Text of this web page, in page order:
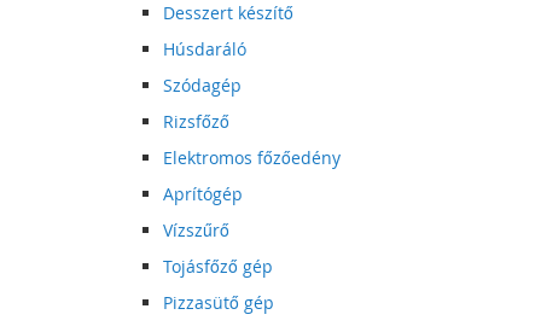
Desszert készítő
Húsdaráló
Szódagép
Rizsfőző
Elektromos főzőedény
Aprítógép
Vízszűrő
Tojásfőző gép
Pizzasütő gép